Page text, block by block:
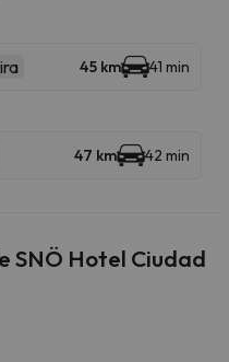
45 km 41 min
47 km 42 min
SNÖ Hotel Ciudad